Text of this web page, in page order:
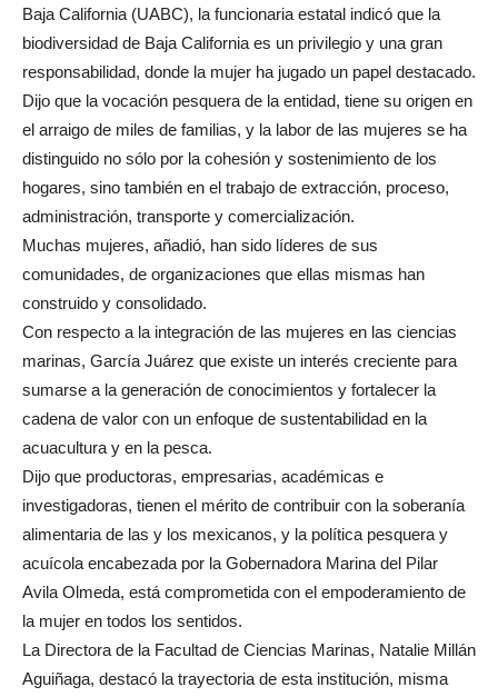
Baja California (UABC), la funcionaria estatal indicó que la
biodiversidad de Baja California es un privilegio y una gran
responsabilidad, donde la mujer ha jugado un papel destacado.
Dijo que la vocación pesquera de la entidad, tiene su origen en
el arraigo de miles de familias, y la labor de las mujeres se ha
distinguido no sólo por la cohesión y sostenimiento de los
hogares, sino también en el trabajo de extracción, proceso,
administración, transporte y comercialización.
Muchas mujeres, añadió, han sido líderes de sus
comunidades, de organizaciones que ellas mismas han
construido y consolidado.
Con respecto a la integración de las mujeres en las ciencias
marinas, García Juárez que existe un interés creciente para
sumarse a la generación de conocimientos y fortalecer la
cadena de valor con un enfoque de sustentabilidad en la
acuacultura y en la pesca.
Dijo que productoras, empresarias, académicas e
investigadoras, tienen el mérito de contribuir con la soberanía
alimentaria de las y los mexicanos, y la política pesquera y
acuícola encabezada por la Gobernadora Marina del Pilar
Avila Olmeda, está comprometida con el empoderamiento de
la mujer en todos los sentidos.
La Directora de la Facultad de Ciencias Marinas, Natalie Millán
Aguiñaga, destacó la trayectoria de esta institución, misma